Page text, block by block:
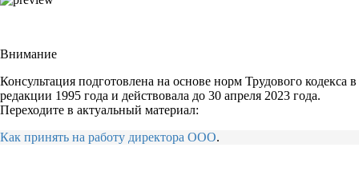
Внимание
Консультация подготовлена на основе норм Трудового кодекса в
редакции 1995 года и действовала до 30 апреля 2023 года.
Переходите в актуальный материал:
Как принять на работу директора ООО.